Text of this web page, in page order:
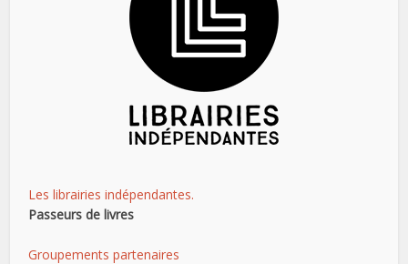
Les librairies indépendantes.
Passeurs de livres
Groupements partenaires